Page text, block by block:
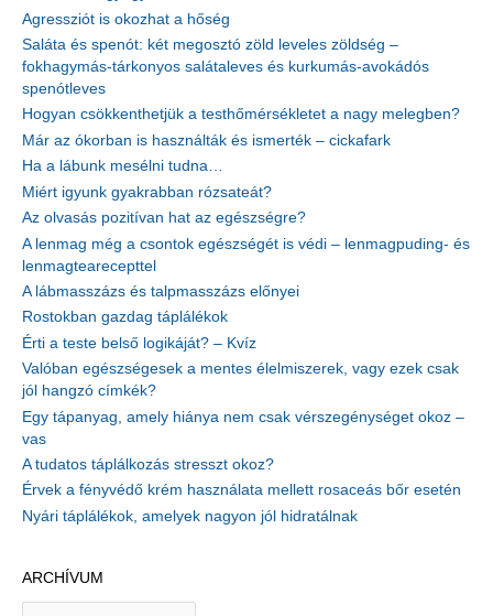
Agressziót is okozhat a hőség
Saláta és spenót: két megosztó zöld leveles zöldség –
fokhagymás-tárkonyos salátaleves és kurkumás-avokádós
spenótleves
Hogyan csökkenthetjük a testhőmérsékletet a nagy melegben?
Már az ókorban is használták és ismerték – cickafark
Ha a lábunk mesélni tudna…
Miért igyunk gyakrabban rózsateát?
Az olvasás pozitívan hat az egészségre?
A lenmag még a csontok egészségét is védi – lenmagpuding- és
lenmagtearecepttel
A lábmasszázs és talpmasszázs előnyei
Rostokban gazdag táplálékok
Érti a teste belső logikáját? – Kvíz
Valóban egészségesek a mentes élelmiszerek, vagy ezek csak
jól hangzó címkék?
Egy tápanyag, amely hiánya nem csak vérszegénységet okoz –
vas
A tudatos táplálkozás stresszt okoz?
Érvek a fényvédő krém használata mellett rosaceás bőr esetén
Nyári táplálékok, amelyek nagyon jól hidratálnak
ARCHÍVUM